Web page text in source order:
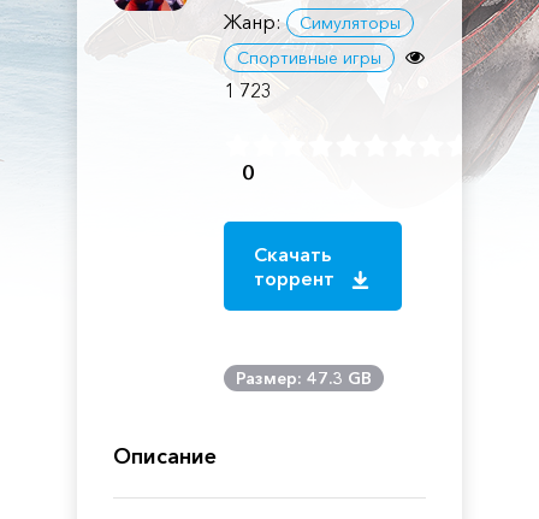
Жанр:
Симуляторы
Спортивные игры
1 723
0
Скачать
торрент
Размер: 47.3 GB
Описание